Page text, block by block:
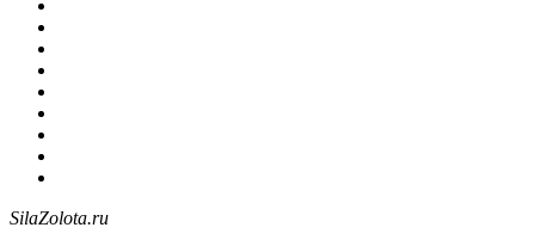
SilaZolota.ru